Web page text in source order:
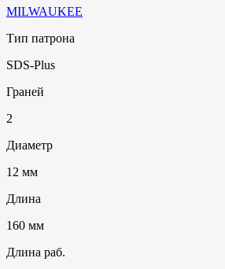
MILWAUKEE
Тип патрона
SDS-Plus
Граней
2
Диаметр
12 мм
Длина
160 мм
Длина раб.